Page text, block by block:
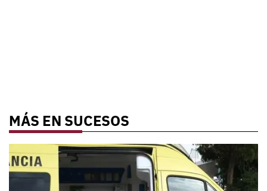
MÁS EN SUCESOS